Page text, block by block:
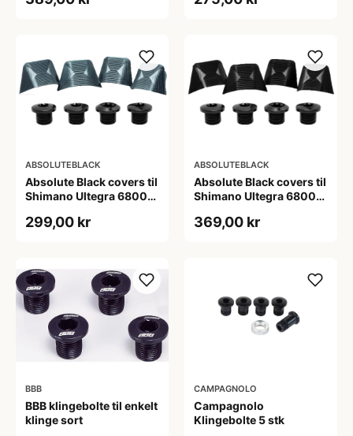
ABSOLUTEBLACK
Absolute Black covers til
Shimano Ultegra 6800
299,00 kr
ABSOLUTEBLACK
Absolute Black covers til
Shimano Ultegra 6800
369,00 kr
BBB
BBB klingebolte til enkelt
klinge sort
CAMPAGNOLO
Campagnolo
Klingebolte 5 stk